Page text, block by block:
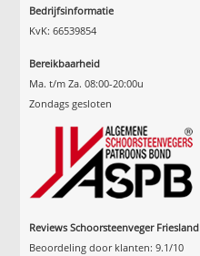
Bedrijfsinformatie
KvK: 66539854
Bereikbaarheid
Ma. t/m Za. 08:00-20:00u
Zondags gesloten
Reviews Schoorsteenveger Friesland
Beoordeling door klanten:9.1/10